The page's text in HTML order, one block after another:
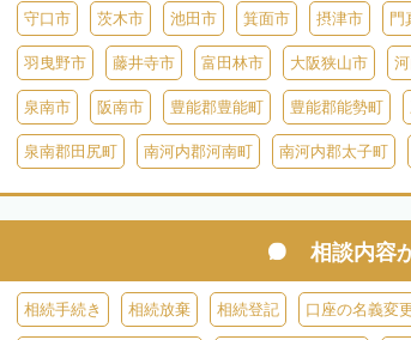
守口市 茨木市 池田市 箕面市 摂津市 門
羽曳野市 藤井寺市 富田林市 大阪狭山市
泉南市 阪南市 豊能郡豊能町 豊能郡能勢町
泉南郡田尻町 南河内郡河南町 南河内郡太子町
相談内容
相続手続き 相続放棄 相続登記 口座の名義変